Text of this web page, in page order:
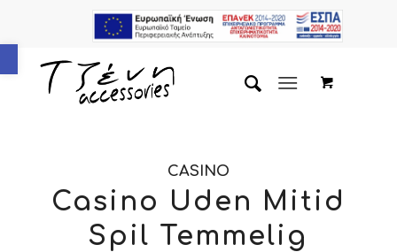
Ανοίξτε τη γραμμή εργαλείων
CASINO
Casino Uden Mitid
Spil Temmelig